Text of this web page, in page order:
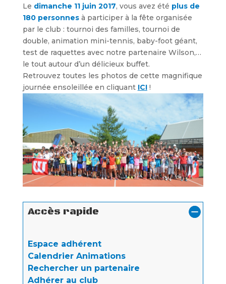
Le dimanche 11 juin 2017, vous avez été plus de
180 personnesà participer à la fête organisée
par le club : tournoi des familles, tournoi de
double, animation mini-tennis, baby-foot géant,
test de raquettes avec notre partenaire Wilson,…
le tout autour d’un délicieux buffet.
Retrouvez toutes les photos de cette magnifique
journée ensoleillée en cliquant ICI!
Accès rapide
Espace adhérent
Calendrier Animations
Rechercher un partenaire
Adhérer au club